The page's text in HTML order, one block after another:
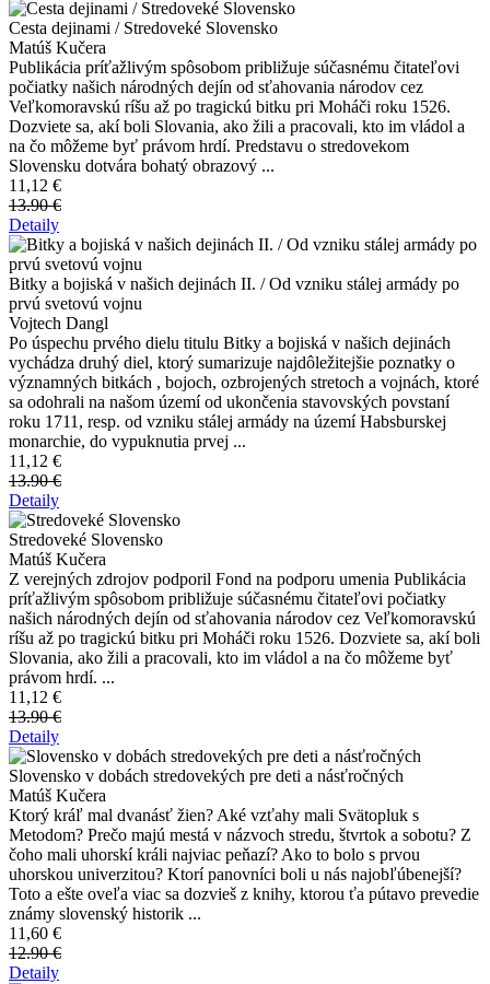
Cesta dejinami / Stredoveké Slovensko
Matúš Kučera
Publikácia príťažlivým spôsobom približuje súčasnému čitateľovi
počiatky našich národných dejín od sťahovania národov cez
Veľkomoravskú ríšu až po tragickú bitku pri Moháči roku 1526.
Dozviete sa, akí boli Slovania, ako žili a pracovali, kto im vládol a
na čo môžeme byť právom hrdí. Predstavu o stredovekom
Slovensku dotvára bohatý obrazový ...
11,12 €
13.90 €
Detaily
Bitky a bojiská v našich dejinách II. / Od vzniku stálej armády po
prvú svetovú vojnu
Vojtech Dangl
Po úspechu prvého dielu titulu Bitky a bojiská v našich dejinách
vychádza druhý diel, ktorý sumarizuje najdôležitejšie poznatky o
významných bitkách , bojoch, ozbrojených stretoch a vojnách, ktoré
sa odohrali na našom území od ukončenia stavovských povstaní
roku 1711, resp. od vzniku stálej armády na území Habsburskej
monarchie, do vypuknutia prvej ...
11,12 €
13.90 €
Detaily
Stredoveké Slovensko
Matúš Kučera
Z verejných zdrojov podporil Fond na podporu umenia Publikácia
príťažlivým spôsobom približuje súčasnému čitateľovi počiatky
našich národných dejín od sťahovania národov cez Veľkomoravskú
ríšu až po tragickú bitku pri Moháči roku 1526. Dozviete sa, akí boli
Slovania, ako žili a pracovali, kto im vládol a na čo môžeme byť
právom hrdí. ...
11,12 €
13.90 €
Detaily
Slovensko v dobách stredovekých pre deti a násťročných
Matúš Kučera
Ktorý kráľ mal dvanásť žien? Aké vzťahy mali Svätopluk s
Metodom? Prečo majú mestá v názvoch stredu, štvrtok a sobotu? Z
čoho mali uhorskí králi najviac peňazí? Ako to bolo s prvou
uhorskou univerzitou? Ktorí panovníci boli u nás najobľúbenejší?
Toto a ešte oveľa viac sa dozvieš z knihy, ktorou ťa pútavo prevedie
známy slovenský historik ...
11,60 €
12.90 €
Detaily